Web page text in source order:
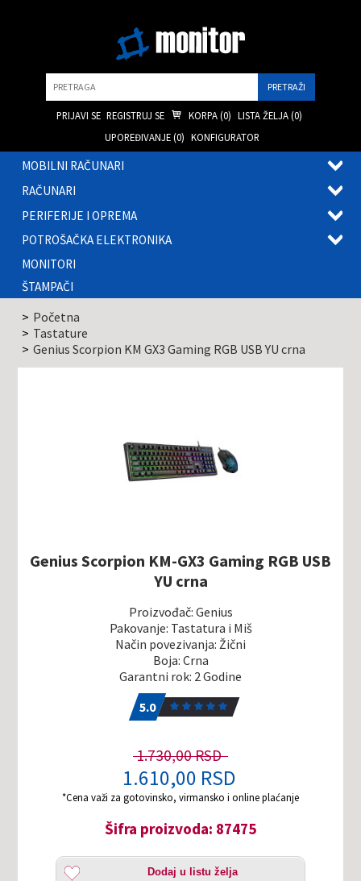
PRIJAVI SE REGISTRUJ SE KORPA (0) LISTA ŽELJA (0)
UPOREĐIVANJE (0) KONFIGURATOR
MOBILNI RAČUNARI
RAČUNARI
PERIFERIJE I OPREMA
POTROŠAČKA ELEKTRONIKA
MONITORI
ŠTAMPAČI
Početna
Tastature
Genius Scorpion KM GX3 Gaming RGB USB YU crna
Genius Scorpion KM-GX3 Gaming RGB USB
YU crna
Proizvođač: Genius
Pakovanje: Tastatura i Miš
Način povezivanja: Žični
Boja: Crna
Garantni rok: 2 Godine
5.0
1.730,00 RSD
1.610,00 RSD
*Cena važi za gotovinsko, virmansko i online plaćanje
Šifra proizvoda: 87475
Dodaj
Dodaj u listu želja